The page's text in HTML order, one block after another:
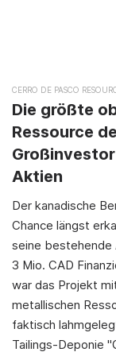
CERRO DE PASCO
Die größte
Ressource
Aktien
Der kanadische
Chance längst
seine bestehende
3 Mio. CAD
war das Projekt
metallischen
faktisch
Tailings-Deponie